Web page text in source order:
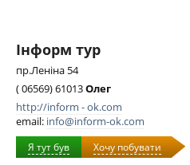
Інформ тур
пр.Леніна 54
( 06569) 61013Олег
http://inform - ok.com
email: info@inform-ok.com
Я тут був Хочу побувати